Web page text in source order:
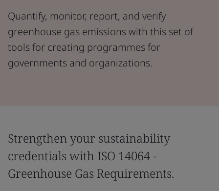
Quantify, monitor, report, and verify
greenhouse gas emissions with this set of
tools for creating programmes for
governments and organizations.
Strengthen your sustainability
credentials with ISO 14064 -
Greenhouse Gas Requirements.